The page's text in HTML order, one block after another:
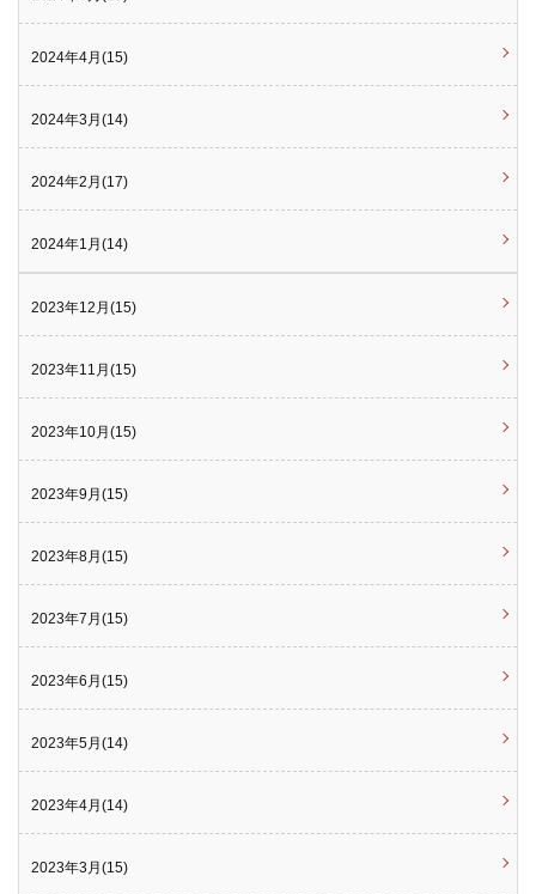
2024年4月(15)
2024年3月(14)
2024年2月(17)
2024年1月(14)
2023年12月(15)
2023年11月(15)
2023年10月(15)
2023年9月(15)
2023年8月(15)
2023年7月(15)
2023年6月(15)
2023年5月(14)
2023年4月(14)
2023年3月(15)